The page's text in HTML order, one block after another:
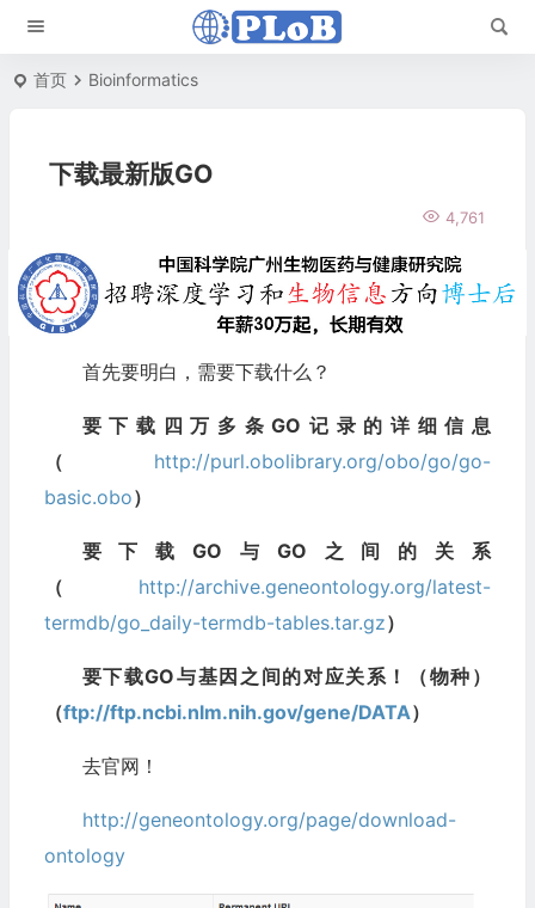
首页 Bioinformatics
下载最新版GO
4,761
首先要明白，需要下载什么？
要下载四万多条GO记录的详细信息
（ http://purl.obolibrary.org/obo/go/go-
basic.obo）
要下载GO与GO之间的关系
（ http://archive.geneontology.org/latest-
termdb/go_daily-termdb-tables.tar.gz）
要下载GO与基因之间的对应关系！（物种）
（ftp://ftp.ncbi.nlm.nih.gov/gene/DATA）
去官网！
http://geneontology.org/page/download-
ontology